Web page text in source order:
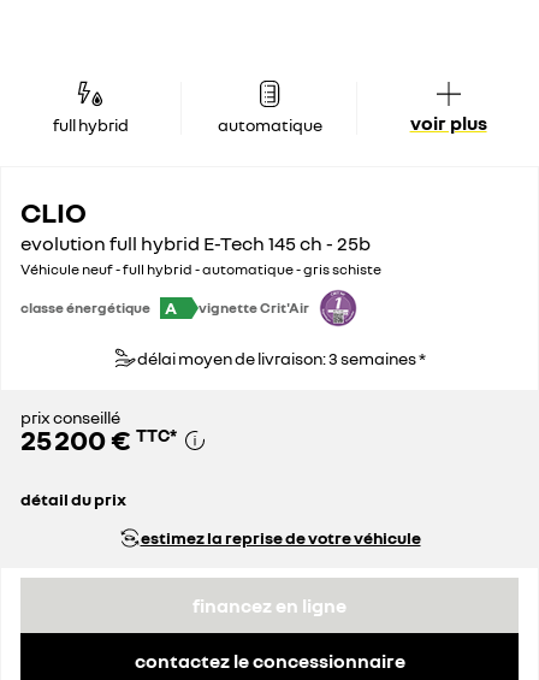
full hybrid automatique voir plus
CLIO
evolution full hybrid E-Tech 145 ch - 25b
Véhicule neuf - full hybrid - automatique - gris schiste
classe énergétique A vignette Crit'Air
délai moyen de livraison: 3 semaines *
prix conseillé
25 200 € TTC*
détail du prix
estimez la reprise de votre véhicule
financez en ligne
contactez le concessionnaire